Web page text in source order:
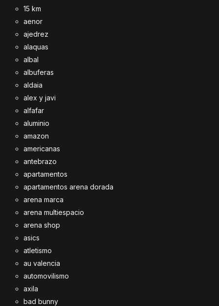
15 km
aenor
ajedrez
alaquas
albal
albuferas
aldaia
alex y javi
alfafar
aluminio
amazon
americanas
antebrazo
apartamentos
apartamentos arena dorada
arena marca
arena multiespacio
arena shop
asics
atletismo
au valencia
automovilismo
axila
bad bunny